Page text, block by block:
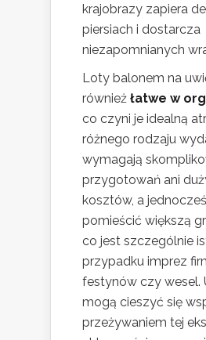
krajobrazy zapiera
piersiach i dostarcza
niezapomnianych
Loty balonem na
również łatwe w
co czyni je idealną
różnego rodzaju
wymagają
przygotowań ani
kosztów, a
pomieścić większą
co jest szczególnie
przypadku imprez
festynów czy wesel.
mogą cieszyć się
przeżywaniem tej